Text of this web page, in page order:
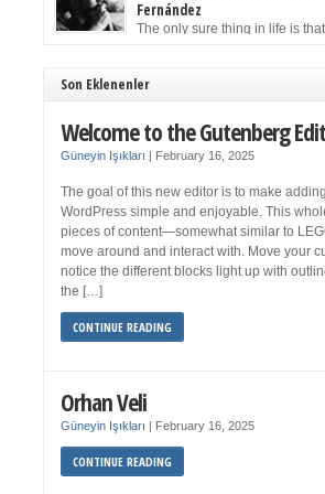
to solution may well be to get more sleep but
you get your 8 hours a night and still feel
Fernández
The only sure thing in life is that
sooner rather than later the leader of the
Revolution would succumb to that most strict
ways by the […]
Son Eklenenler
Welcome to the Gutenberg
Güneyin Işıkları February 16, 2025
The goal of this new editor is to make
WordPress simple and enjoyable. This
pieces of content—somewhat similar to
move around and interact with. Move your
notice the different blocks light up with
the […]
CONTINUE READING
Orhan Veli
Güneyin Işıkları February 16, 2025
CONTINUE READING